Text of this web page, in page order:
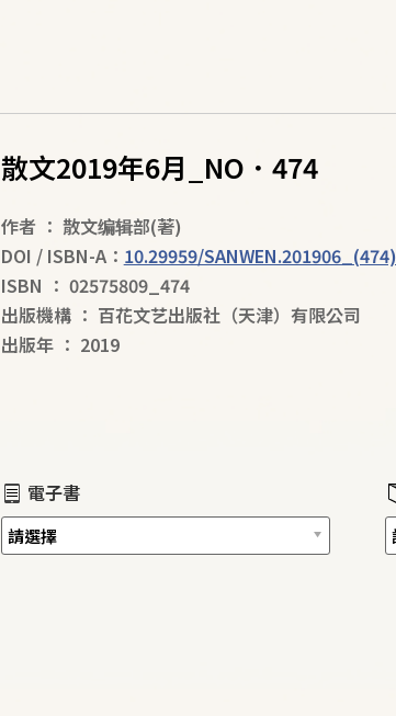
散文2019年6月_NO．474
作者 ： 散文编辑部(著)
DOI / ISBN-A： 10.29959/SANWEN.201906_(474)
ISBN ： 02575809_474
出版機構 ： 百花文艺出版社（天津）有限公司
出版年 ： 2019
電子書